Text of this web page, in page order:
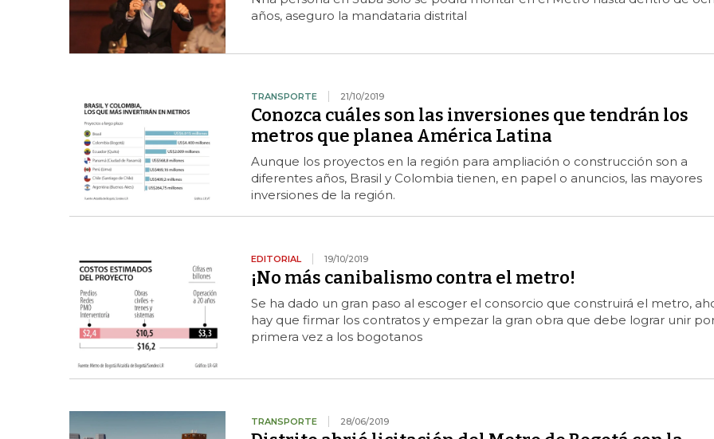
años, aseguro la mandataria distrital
TRANSPORTE 21/10/2019
Conozca cuáles son las inversiones que tendrán los
metros que planea América Latina
Aunque los proyectos en la región para ampliación o construcción son a
diferentes años, Brasil y Colombia tienen, en papel o anuncios, las mayores
inversiones de la región.
EDITORIAL 19/10/2019
¡No más canibalismo contra el metro!
Se ha dado un gran paso al escoger el consorcio que construirá el metro,
hay que firmar los contratos y empezar la gran obra que debe lograr unir
primera vez a los bogotanos
TRANSPORTE 28/06/2019